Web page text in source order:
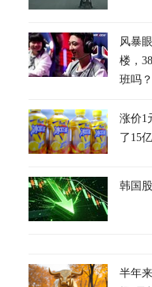
风暴
楼，
班吗？
涨价1
了15亿
韩国
半年